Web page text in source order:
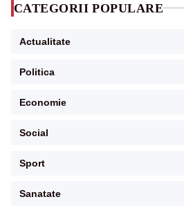
CATEGORII POPULARE
Actualitate
Politica
Economie
Social
Sport
Sanatate